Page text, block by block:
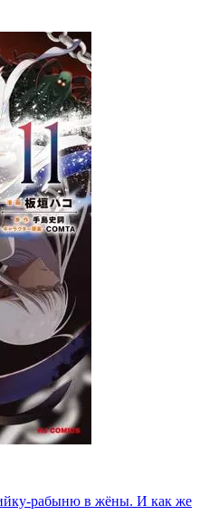
рабыню в жёны. И как же